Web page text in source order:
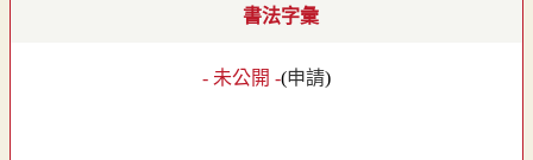
書法字彙
- 未公開 -(申請)